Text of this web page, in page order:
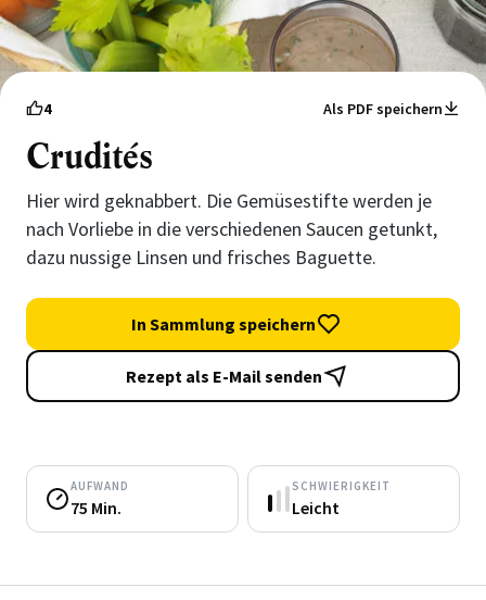
4 Als PDF speichern
Crudités
Hier wird geknabbert. Die Gemüsestifte werden je
nach Vorliebe in die verschiedenen Saucen getunkt,
dazu nussige Linsen und frisches Baguette.
In Sammlung speichern
Rezept als E-Mail senden
AUFWAND
75 Min.
SCHWIERIGKEIT
Leicht